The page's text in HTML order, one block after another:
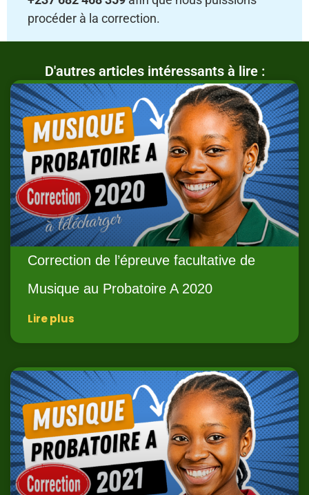
procéder à la correction.
D'autres articles intéressants à lire :
Correction de l’épreuve facultative de
Musique au Probatoire A 2020
Lire plus